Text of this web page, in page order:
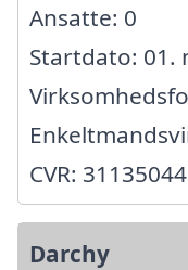
Ansatte: 0
Startdato: 01.
CVR: 31135044
Darchy